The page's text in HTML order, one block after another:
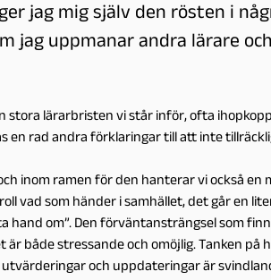
jag mig själv den rösten i
jag uppmanar andra lärare
stora lärarbristen vi står inför, ofta
en rad andra förklaringar till att inte
inom ramen för den hanterar vi också en
vad som händer i samhället, det går en
hand om”. Den förväntansträngsel som
både stressande och omöjlig. Tanken på
och uppdateringar är